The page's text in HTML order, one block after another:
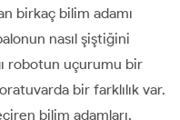
birkaç bilim adamı
nasıl şiştiğini
robotun uçurumu bir
bir farklılık var.
bilim adamları,